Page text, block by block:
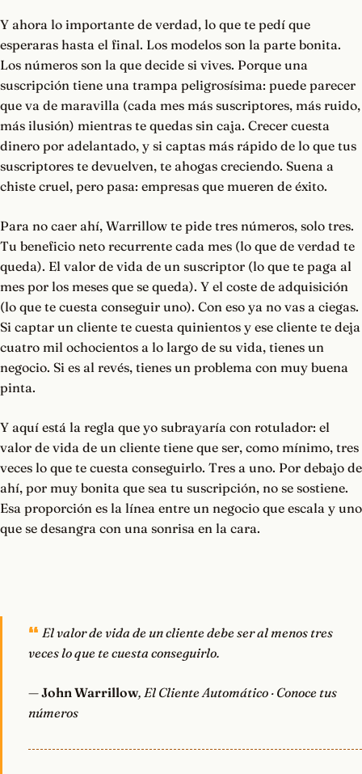
Y ahora lo importante de verdad, lo que te pedí que
esperaras hasta el final. Los modelos son la parte bonita.
Los números son la que decide si vives. Porque una
suscripción tiene una trampa peligrosísima: puede parecer
que va de maravilla (cada mes más suscriptores, más ruido,
más ilusión) mientras te quedas sin caja. Crecer cuesta
dinero por adelantado, y si captas más rápido de lo que tus
suscriptores te devuelven, te ahogas creciendo. Suena a
chiste cruel, pero pasa: empresas que mueren de éxito.
Para no caer ahí, Warrillow te pide tres números, solo tres.
Tu beneficio neto recurrente cada mes (lo que de verdad te
queda). El valor de vida de un suscriptor (lo que te paga al
mes por los meses que se queda). Y el coste de adquisición
(lo que te cuesta conseguir uno). Con eso ya no vas a ciegas.
Si captar un cliente te cuesta quinientos y ese cliente te deja
cuatro mil ochocientos a lo largo de su vida, tienes un
negocio. Si es al revés, tienes un problema con muy buena
pinta.
Y aquí está la regla que yo subrayaría con rotulador: el
valor de vida de un cliente tiene que ser, como mínimo, tres
veces lo que te cuesta conseguirlo. Tres a uno. Por debajo de
ahí, por muy bonita que sea tu suscripción, no se sostiene.
Esa proporción es la línea entre un negocio que escala y uno
que se desangra con una sonrisa en la cara.
El valor de vida de un cliente debe ser al menos tres
veces lo que te cuesta conseguirlo.
—John Warrillow, El Cliente Automático · Conoce tus
números